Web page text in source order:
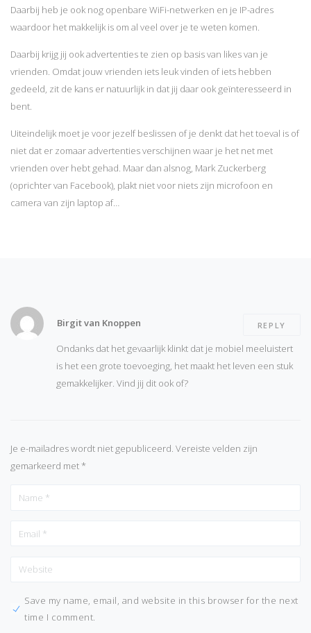
Daarbij heb je ook nog openbare WiFi-netwerken en je IP-adres
waardoor het makkelijk is om al veel over je te weten komen.
Daarbij krijg jij ook advertenties te zien op basis van likes van je
vrienden. Omdat jouw vrienden iets leuk vinden of iets hebben
gedeeld, zit de kans er natuurlijk in dat jij daar ook geïnteresseerd in
bent.
Uiteindelijk moet je voor jezelf beslissen of je denkt dat het toeval is of
niet dat er zomaar advertenties verschijnen waar je het net met
vrienden over hebt gehad. Maar dan alsnog, Mark Zuckerberg
(oprichter van Facebook), plakt niet voor niets zijn microfoon en
camera van zijn laptop af…
Birgit van Knoppen
Ondanks dat het gevaarlijk klinkt dat je mobiel meeluistert
is het een grote toevoeging, het maakt het leven een stuk
gemakkelijker. Vind jij dit ook of?
REPLY
Je e-mailadres wordt niet gepubliceerd. Vereiste velden zijn
gemarkeerd met*
Save my name, email, and website in this browser for the next
time I comment.